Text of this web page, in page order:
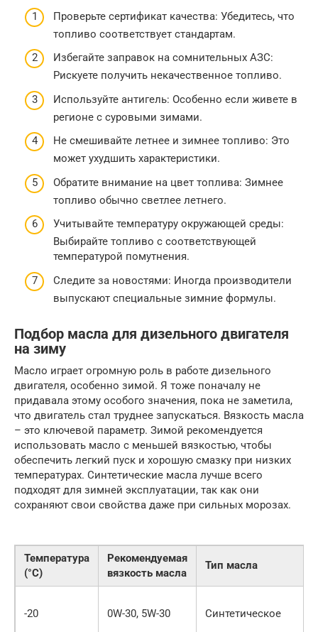
Проверьте сертификат качества: Убедитесь, что
топливо соответствует стандартам.
Избегайте заправок на сомнительных АЗС:
Рискуете получить некачественное топливо.
Используйте антигель: Особенно если живете в
регионе с суровыми зимами.
Не смешивайте летнее и зимнее топливо: Это
может ухудшить характеристики.
Обратите внимание на цвет топлива: Зимнее
топливо обычно светлее летнего.
Учитывайте температуру окружающей среды:
Выбирайте топливо с соответствующей
температурой помутнения.
Следите за новостями: Иногда производители
выпускают специальные зимние формулы.
Подбор масла для дизельного двигателя
на зиму
Масло играет огромную роль в работе дизельного
двигателя, особенно зимой. Я тоже поначалу не
придавала этому особого значения, пока не заметила,
что двигатель стал труднее запускаться. Вязкость масла
– это ключевой параметр. Зимой рекомендуется
использовать масло с меньшей вязкостью, чтобы
обеспечить легкий пуск и хорошую смазку при низких
температурах. Синтетические масла лучше всего
подходят для зимней эксплуатации, так как они
сохраняют свои свойства даже при сильных морозах.
Температура
(°C)
Рекомендуемая
вязкость масла
Тип масла
-20 0W-30, 5W-30 Синтетическое